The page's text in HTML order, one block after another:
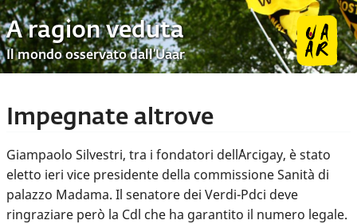
A ragion veduta
Il mondo osservato dall’Uaar
Impegnate altrove
Giampaolo Silvestri, tra i fondatori dell´Arcigay, è stato
eletto ieri vice presidente della commissione Sanità di
palazzo Madama. Il senatore dei Verdi-Pdci deve
ringraziare però la Cdl che ha garantito il numero legale.